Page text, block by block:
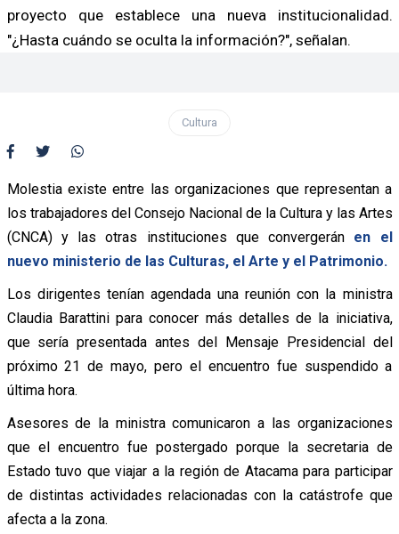
proyecto que establece una nueva institucionalidad.
"¿Hasta cuándo se oculta la información?", señalan.
Cultura
Molestia existe entre las organizaciones que representan a
los trabajadores del Consejo Nacional de la Cultura y las Artes
(CNCA) y las otras instituciones que convergerán en el
nuevo ministerio de las Culturas, el Arte y el Patrimonio.
Los dirigentes tenían agendada una reunión con la ministra
Claudia Barattini para conocer más detalles de la iniciativa,
que sería presentada antes del Mensaje Presidencial del
próximo 21 de mayo, pero el encuentro fue suspendido a
última hora.
Asesores de la ministra comunicaron a las organizaciones
que el encuentro fue postergado porque la secretaria de
Estado tuvo que viajar a la región de Atacama para participar
de distintas actividades relacionadas con la catástrofe que
afecta a la zona.